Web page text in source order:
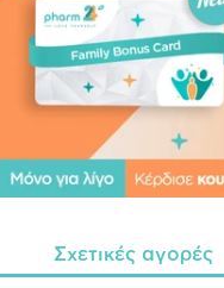
Σχετικές αγορές